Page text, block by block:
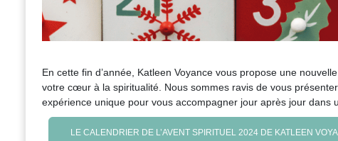
En cette fin d’année, Katleen Voyance vous propose une
votre cœur à la spiritualité. Nous sommes ravis de vous
expérience unique pour vous accompagner jour après jour dans
LE CALENDRIER DE L’AVENT SPIRITUEL 2024 DE KATLEEN